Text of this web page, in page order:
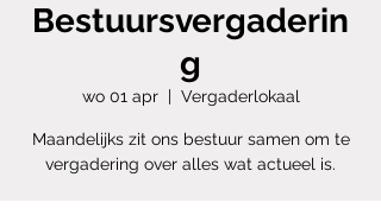
Bestuursvergaderin
g
wo 01 apr
  |
Vergaderlokaal
Maandelijks zit ons bestuur samen om te
vergadering over alles wat actueel is.